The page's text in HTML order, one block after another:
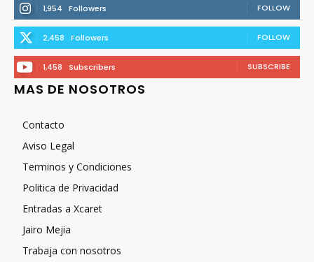
1,954 Followers FOLLOW
2,458 Followers FOLLOW
1,458 Subscribers SUBSCRIBE
MAS DE NOSOTROS
Contacto
Aviso Legal
Terminos y Condiciones
Politica de Privacidad
Entradas a Xcaret
Jairo Mejia
Trabaja con nosotros